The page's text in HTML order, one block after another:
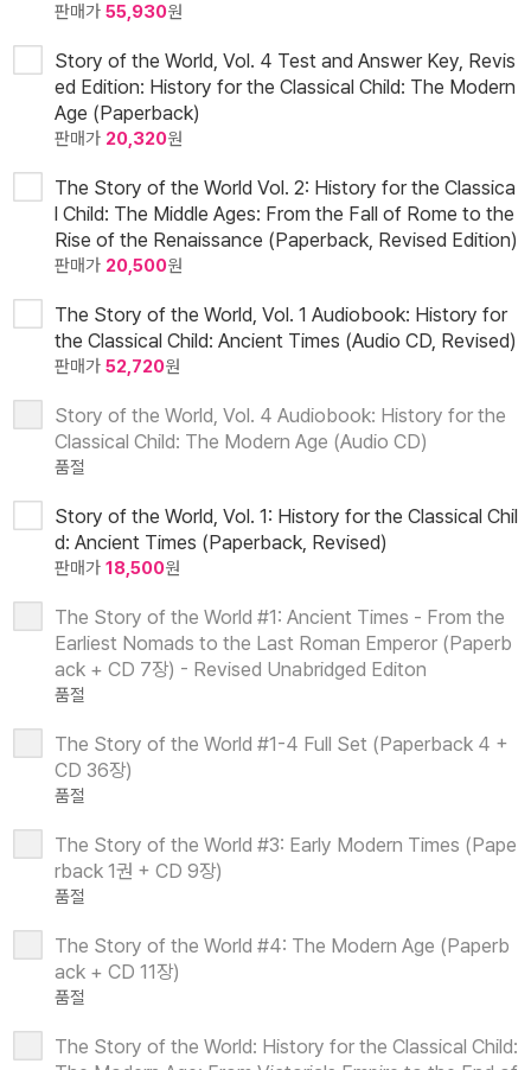
판매가 55,930원
Story of the World, Vol. 4 Test and Answer Key, Revis
ed Edition: History for the Classical Child: The Modern
Age (Paperback)
판매가 20,320원
The Story of the World Vol. 2: History for the Classica
l Child: The Middle Ages: From the Fall of Rome to the
Rise of the Renaissance (Paperback, Revised Edition)
판매가 20,500원
The Story of the World, Vol. 1 Audiobook: History for
the Classical Child: Ancient Times (Audio CD, Revised)
판매가 52,720원
Story of the World, Vol. 4 Audiobook: History for the
Classical Child: The Modern Age (Audio CD)
품절
Story of the World, Vol. 1: History for the Classical Chil
d: Ancient Times (Paperback, Revised)
판매가 18,500원
The Story of the World #1: Ancient Times - From the
Earliest Nomads to the Last Roman Emperor (Paperb
ack + CD 7장) - Revised Unabridged Editon
품절
The Story of the World #1-4 Full Set (Paperback 4 +
CD 36장)
품절
The Story of the World #3: Early Modern Times (Pape
rback 1권 + CD 9장)
품절
The Story of the World #4: The Modern Age (Paperb
ack + CD 11장)
품절
The Story of the World: History for the Classical Child: